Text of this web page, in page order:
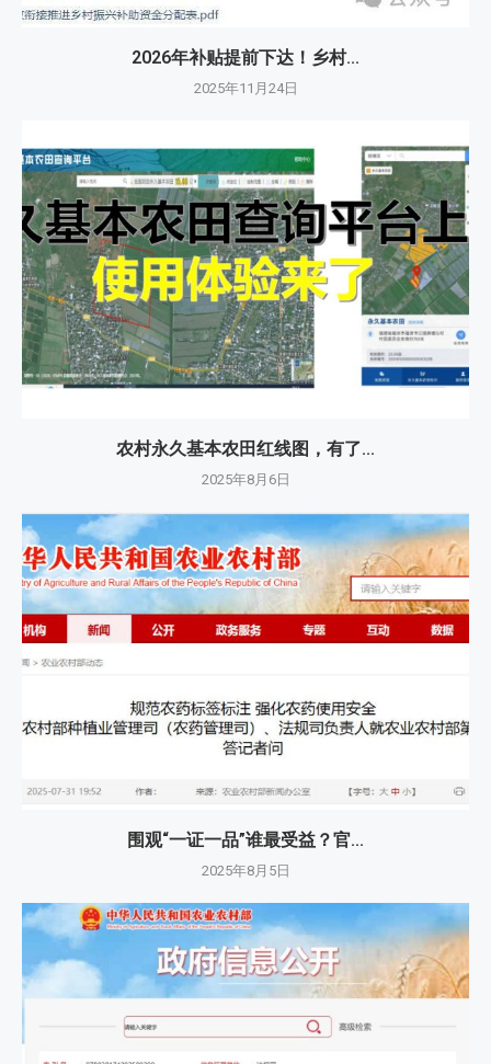
2026年补贴提前下达！乡村...
2025年11月24日
农村永久基本农田红线图，有了...
2025年8月6日
围观“一证一品”谁最受益？官...
2025年8月5日